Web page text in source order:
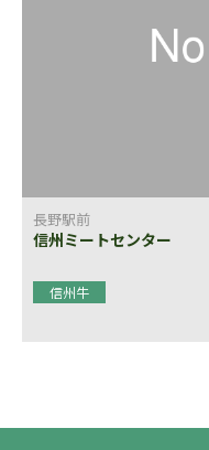
長野駅前
信州ミートセンター
信州牛